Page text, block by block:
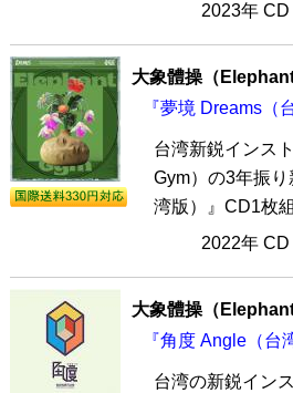
2023年 CD
大象體操（Elephant
『夢境 Dreams（
台湾新鋭インス
Gym）の3年振
湾版）』CD1枚
2022年 CD
大象體操（Elephant
『角度 Angle（台
台湾の新鋭イン